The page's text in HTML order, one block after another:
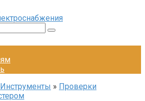
Инструменты » Проверки